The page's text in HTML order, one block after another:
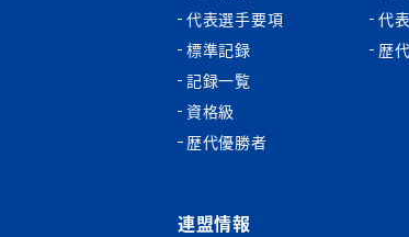
代表選手要項
標準記録
記録一覧
資格級
歴代優勝者
代
歴
連盟情報